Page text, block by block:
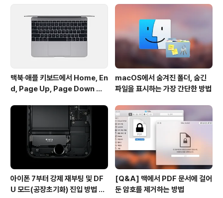
2.5 GHz 프로세서가 탑재되지만, 256 GB SSD가 기본
탑재되는 고급형 모델은 i5 2.6 GHz 프로세서가 장착되
며 CTO 주문을 통해 최대 3.0 GHz ..
맥북∙애플 키보드에서 Home, En
d, Page Up, Page Down 키
macOS에서 숨겨진 폴더, 숨긴
파일을 표시하는 가장 간단한 방법
아이폰 7부터 강제 재부팅 및 DF
U 모드(공장초기화) 진입 방법 변
[Q&A] 맥에서 PDF 문서에 걸어
둔 암호를 제거하는 방법